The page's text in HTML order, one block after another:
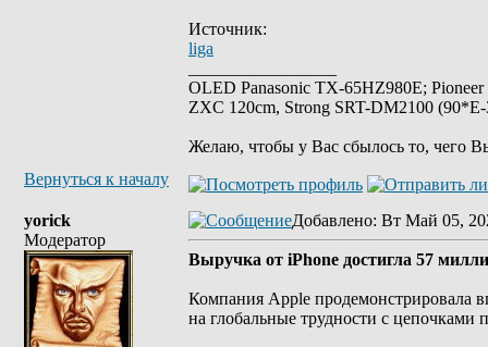
Источник:
liga
OLED Panasonic TX-65HZ980E;
ZXC 120cm, Strong SRT-DM2100
Желаю, чтобы у Вас сбылось то, чего
Вернуться к началу
yorick
Модератор
Добавлено: Вт Май 05,
Выручка от iPhone достигла 57
Компания Apple продемонстрировала
на глобальные трудности с цепочками